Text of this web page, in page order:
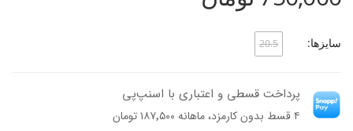
سایزها: 20.5
پرداخت قسطی و اعتباری با اسنپ‌پی
۴ قسط بدون کارمزد، ماهانه ۱۸۷٬۵۰۰ تومان